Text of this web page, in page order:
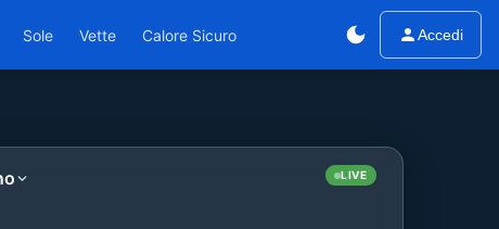
Sole Vette Calore Sicuro Accedi
LIVE